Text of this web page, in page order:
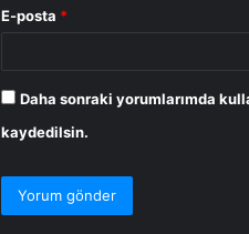
E-posta *
Daha sonraki yorumlarımda
kaydedilsin.